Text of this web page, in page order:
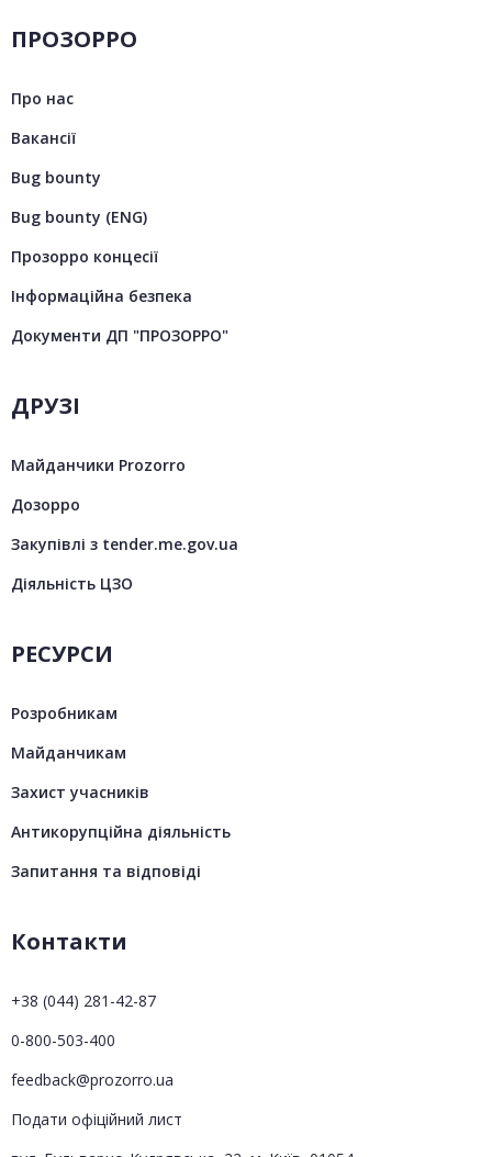
ПРОЗОРРО
Про нас
Вакансії
Bug bounty
Bug bounty (ENG)
Прозорро концесії
Інформаційна безпека
Документи ДП "ПРОЗОРРО"
ДРУЗІ
Майданчики Prozorro
Дозорро
Закупівлі з tender.me.gov.ua
Діяльність ЦЗО
РЕСУРСИ
Розробникам
Майданчикам
Захист учасників
Антикорупційна діяльність
Запитання та відповіді
Контакти
+38 (044) 281-42-87
0-800-503-400
feedback@prozorro.ua
Подати офіційний лист